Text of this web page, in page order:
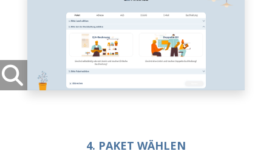
4. PAKET WÄHLEN